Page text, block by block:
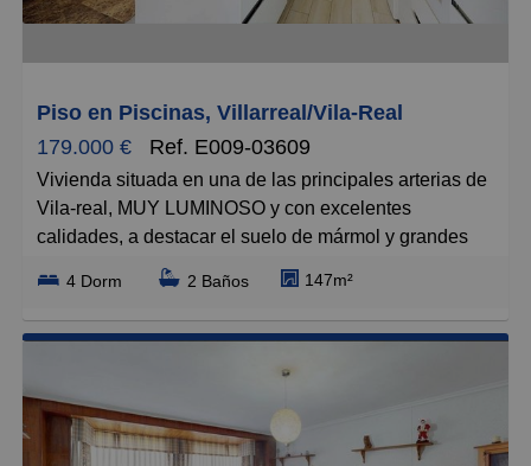
determinar según su normativa específica; los gastos
inmobiliaria en las condiciones que se pacten con
Piso en Piscinas, Villarreal/Vila-Real
179.000 €
Ref. E009-03609
Vivienda situada en una de las principales arterias de
Vila-real, MUY LUMINOSO y con excelentes
calidades, a destacar el suelo de mármol y grandes
ventanales. La vivienda dispone de un amplio salón
comedor con chimenea en el cual se encuentra
integrada la cocina muy moderna y funcional. Dispone
empotrado y la de matrimonio con vestidor propio, así
como dos amplios baños cada uno con su ducha y
doble seno. Una vivienda funcional, luminosa y para
4 Dorm 2 Baños 147m²